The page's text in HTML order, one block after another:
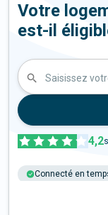
Votre
est-il
Saisissez
4,2
Connecté en